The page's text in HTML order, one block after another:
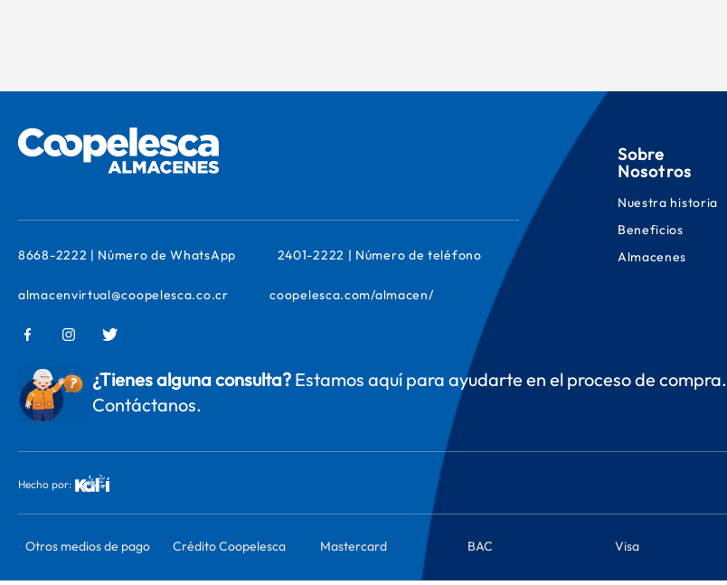
8668-2222 | Número de WhatsApp 2401-2222 | Número de teléfono
almacenvirtual@coopelesca.co.cr coopelesca.com/almacen/
Sobre
Nosotros
Nuestra historia
Beneficios
Almacenes
¿Tienes alguna consulta? Estamos aquí para ayudarte en el proceso de compra.
Contáctanos.
Hecho por:
Otros medios de pago Crédito Coopelesca Mastercard BAC Visa